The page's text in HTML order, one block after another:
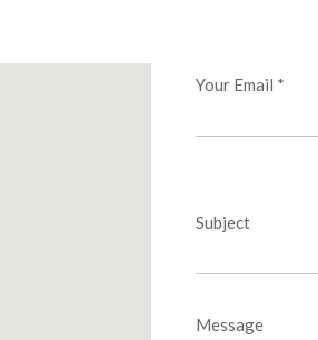
Your Email *
Subject
Message